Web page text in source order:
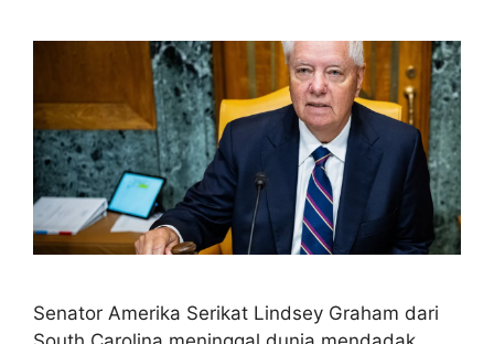
Senator Amerika Serikat Lindsey Graham dari